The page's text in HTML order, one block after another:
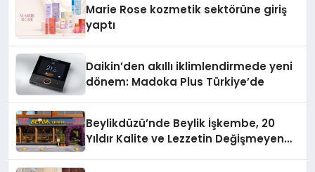
Marie Rose kozmetik sektörüne giriş
yaptı
Daikin’den akıllı iklimlendirmede yeni
dönem: Madoka Plus Türkiye’de
Beylikdüzü’nde Beylik İşkembe, 20
Yıldır Kalite ve Lezzetin Değişmeyen